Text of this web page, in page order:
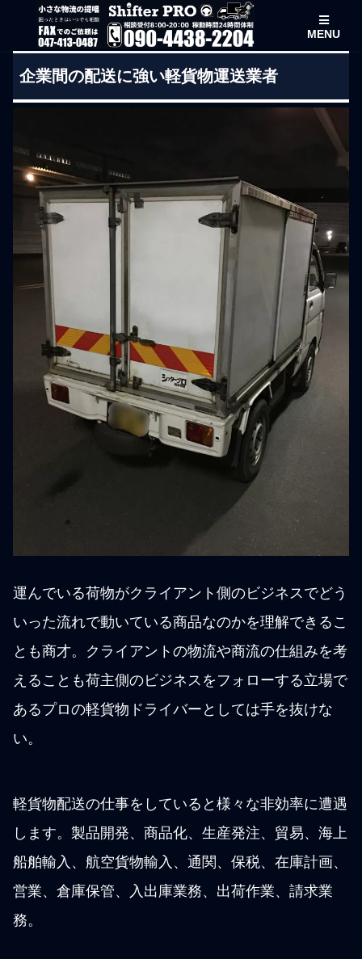
MENU
企業間の配送に強い軽貨物運送業者
運んでいる荷物がクライアント側のビジネスでどう
いった流れで動いている商品なのかを理解できるこ
とも商才。クライアントの物流や商流の仕組みを考
えることも荷主側のビジネスをフォローする立場で
あるプロの軽貨物ドライバーとしては手を抜けな
い。
軽貨物配送の仕事をしていると様々な非効率に遭遇
します。製品開発、商品化、生産発注、貿易、海上
船舶輸入、航空貨物輸入、通関、保税、在庫計画、
営業、倉庫保管、入出庫業務、出荷作業、請求業
務。